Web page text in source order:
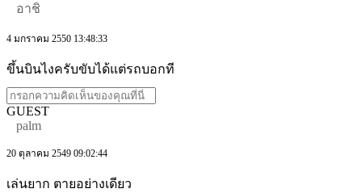
อาชิ
4 มกราคม 2550 13:48:33
ขึ้นบินไงครับขับได้แต่รถบอกที
GUEST
palm
20 ตุลาคม 2549 09:02:44
เล่นยาก ตายอย่างเดียว